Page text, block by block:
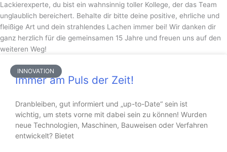
Lackierexperte, du bist ein wahnsinnig toller Kollege, der das Team
unglaublich bereichert. Behalte dir bitte deine positive, ehrliche und
fleißige Art und dein strahlendes Lachen immer bei! Wir danken dir
ganz herzlich für die gemeinsamen 15 Jahre und freuen uns auf den
weiteren Weg!
INNOVATION
Immer am Puls der Zeit!
Dranbleiben, gut informiert und „up-to-Date“ sein ist
wichtig, um stets vorne mit dabei sein zu können! Wurden
neue Technologien, Maschinen, Bauweisen oder Verfahren
entwickelt? Bietet